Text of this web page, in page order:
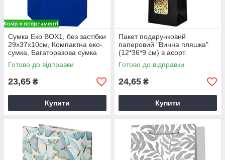
Сумка Еко BOX1, без застібки
29х37х10см, Компактна еко-
сумка, Багаторазова сумка
без замка, в асорт.
Готово до відправки
23,65 ₴
Купити
Пакет подарунковий
паперовий "Винна пляшка"
(12*36*9 см) в асорт.
Готово до відправки
24,65 ₴
Купити